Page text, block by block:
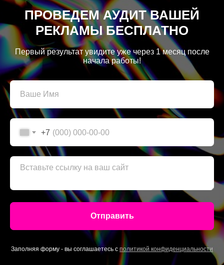
ПРОВЕДЕМ АУДИТ ВАШЕЙ
РЕКЛАМЫ БЕСПЛАТНО
Первый результат увидите уже через 1 месяц после
начала работы!
+7
Отправить
Заполняя форму - вы соглашаетесь с политикой конфиденциальности